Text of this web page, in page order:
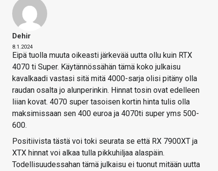
Dehir
8.1.2024
Eipä tuolla muuta oikeasti järkevää uutta ollu kuin RTX
4070 ti Super. Käytännössähän tämä koko julkaisu
kavalkaadi vastasi sitä mitä 4000-sarja olisi pitäny olla
raudan osalta jo alunperinkin. Hinnat tosin ovat edelleen
liian kovat. 4070 super tasoisen kortin hinta tulis olla
maksimissaan sen 400 euroa ja 4070ti super yms 500-
600.
Positiivista tästä voi toki seurata se että RX 7900XT ja
XTX hinnat voi alkaa tulla pikkuhiljaa alaspäin.
Todellisuudessahan tämä julkaisu ei tuonut mitään uutta